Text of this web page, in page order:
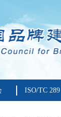
ISO/TC 289